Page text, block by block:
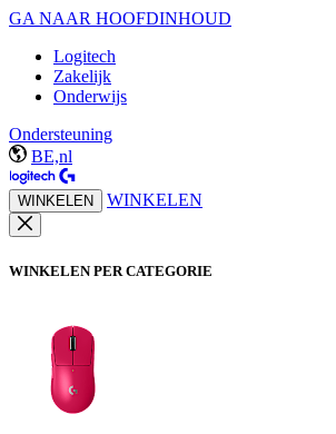
GA NAAR HOOFDINHOUD
Logitech
Zakelijk
Onderwijs
Ondersteuning
BE,nl
WINKELEN WINKELEN
WINKELEN PER CATEGORIE